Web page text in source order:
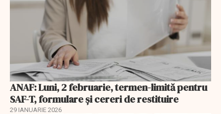
ANAF: Luni, 2 februarie, termen-limită pentru
SAF-T, formulare și cereri de restituire
29 IANUARIE 2026